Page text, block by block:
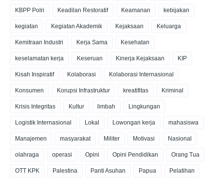
KBPP Polri Keadilan Restoratif Keamanan kebijakan
kegiatan Kegiatan Akademik Kejaksaan Keluarga
Kemitraan Industri Kerja Sama Kesehatan
keselamatan kerja Keseruan Kinerja Kejaksaan KIP
Kisah Inspiratif Kolaborasi Kolaborasi Internasional
Konsumen Korupsi Infrastruktur kreatifitas Kriminal
Krisis Integritas Kultur limbah Lingkungan
Logistik Internasional Lokal Lowongan kerja mahasiswa
Manajemen masyarakat Militer Motivasi Nasional
olahraga operasi Opini Opini Pendidikan Orang Tua
OTT KPK Palestina Panti Asuhan Papua Pelatihan